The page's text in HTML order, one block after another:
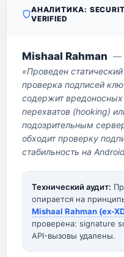
АНАЛИТИКА:
VERIFIED
Mishaal Rahman —
«Проведен
проверка подписей
содержит
перехватов (hooking)
подозрительным
обходит проверку
стабильность на
Технический аудит:
опирается на
Mishaal Rahman (ex-
проверена: signature
API-вызовы удалены.